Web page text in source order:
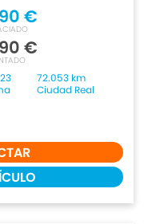
€
€
72.053 km
Ciudad Real